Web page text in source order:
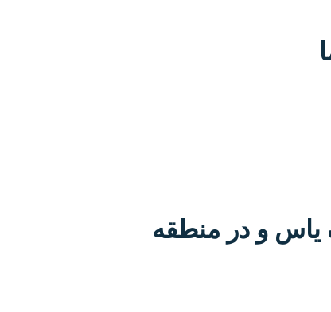
یاس و در منطقه